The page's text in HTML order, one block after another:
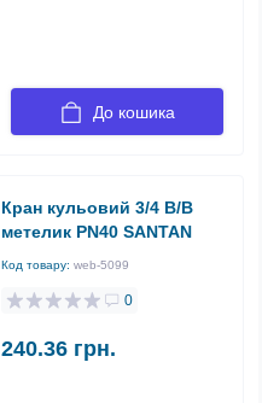
До кошика
Кран кульовий 3/4 В/В
метелик PN40 SANTAN
Код товару: web-5099
0
240.36 грн.